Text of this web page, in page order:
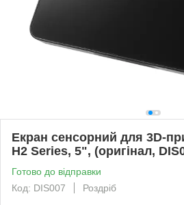
Екран сенсорний для 3D-
H2 Series, 5", (оригінал,
Готово до відправки
Код: DIS007
Роздріб